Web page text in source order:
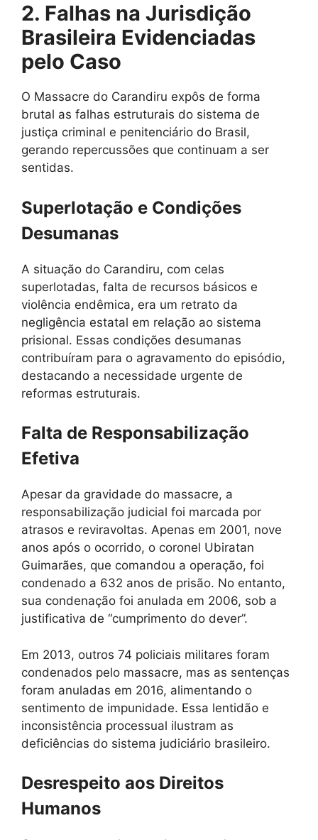
2. Falhas na Jurisdição
Brasileira Evidenciadas
pelo Caso
O Massacre do Carandiru expôs de forma
brutal as falhas estruturais do sistema de
justiça criminal e penitenciário do Brasil,
gerando repercussões que continuam a ser
sentidas.
Superlotação e Condições
Desumanas
A situação do Carandiru, com celas
superlotadas, falta de recursos básicos e
violência endêmica, era um retrato da
negligência estatal em relação ao sistema
prisional. Essas condições desumanas
contribuíram para o agravamento do episódio,
destacando a necessidade urgente de
reformas estruturais.
Falta de Responsabilização
Efetiva
Apesar da gravidade do massacre, a
responsabilização judicial foi marcada por
atrasos e reviravoltas. Apenas em 2001, nove
anos após o ocorrido, o coronel Ubiratan
Guimarães, que comandou a operação, foi
condenado a 632 anos de prisão. No entanto,
sua condenação foi anulada em 2006, sob a
justificativa de “cumprimento do dever”.
Em 2013, outros 74 policiais militares foram
condenados pelo massacre, mas as sentenças
foram anuladas em 2016, alimentando o
sentimento de impunidade. Essa lentidão e
inconsistência processual ilustram as
deficiências do sistema judiciário brasileiro.
Desrespeito aos Direitos
Humanos